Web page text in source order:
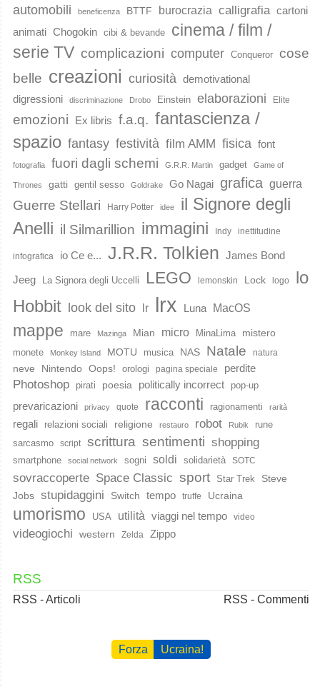
automobili beneficenza BTTF burocrazia calligrafia cartoni
animati Chogokin cibi & bevande
cinema / film /
serie TV complicazioni computer Conqueror
cose
belle creazioni curiosità demotivational
digressioni
discriminazione Drobo Einstein elaborazioni Elite
emozioni Ex libris f.a.q. fantascienza /
spazio fantasy festività film AMM fisica font
fotografia fuori dagli schemi G.R.R. Martin gadget Game of
Thrones gatti gentil sesso Goldrake Go Nagai grafica guerra
Guerre Stellari Harry Potter idee
il Signore degli
Anelli il Silmarillion immagini Indy inettitudine
infografica io Ce e... J.R.R. Tolkien James Bond
Jeeg La Signora degli Uccelli LEGO lemonskin Lock logo
lo
Hobbit
look del sito lr lrx Luna MacOS
mappe mare Mazinga Mian micro MinaLima mistero
monete Monkey Island MOTU musica NAS Natale natura
neve Nintendo Oops! orologi pagina speciale perdite
Photoshop pirati poesia politically incorrect pop-up
prevaricazioni privacy quote racconti ragionamenti rarità
regali relazioni sociali religione restauro robot Rubik
rune
sarcasmo
script scrittura sentimenti shopping
smartphone social network sogni soldi solidarietà SOTC
sovraccoperte Space Classic sport Star Trek
Steve
Jobs stupidaggini Switch tempo truffe Ucraina
umorismo USA utilità viaggi nel tempo video
videogiochi western Zelda Zippo
RSS
RSS - Articoli RSS - Commenti
Forza Ucraina!